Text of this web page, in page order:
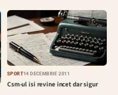
SPORT14 DECEMBRIE 2011
Csm-ul isi revine incet dar sigur